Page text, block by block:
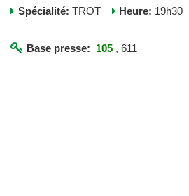
Spécialité: TROT Heure: 19h30
Base presse: 105 , 611